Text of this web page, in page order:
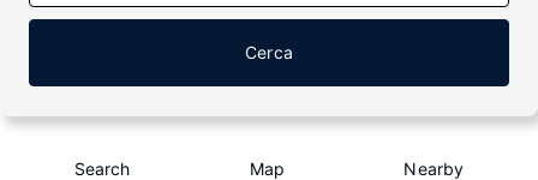
Cerca
Search Map Nearby